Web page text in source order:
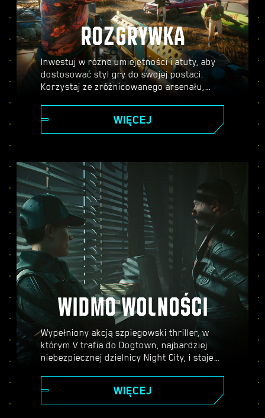
ROZGRYWKA
Inwestuj w różne umiejętności i atuty, aby
dostosować styl gry do swojej postaci.
Korzystaj ze zróżnicowanego arsenału,
legendą Night City. Bierz udział w
strzelaninach, atakuj wrogów z dystansu
miejsca.
WIĘCEJ
WIDMO WOLNOŚCI
Wypełniony akcją szpiegowski thriller, w
którym V trafia do Dogtown, najbardziej
niebezpiecznej dzielnicy Night City, i staje
kręgów władzy. Zanurz się w świecie
szpiegów w cieszącym się uznaniem
WIĘCEJ